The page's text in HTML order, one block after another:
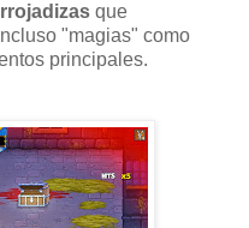
que
"magias" como
principales.